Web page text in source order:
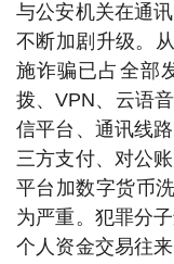
与公安机关在通
不断加剧升级。
施诈骗已占全部
拨、VPN、云语
信平台、通讯线
三方支付、对公
平台加数字货币
为严重。犯罪分
个人资金交易往